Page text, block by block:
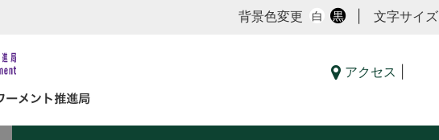
背景色変更 白 黒 | 文字サイズ
アクセス